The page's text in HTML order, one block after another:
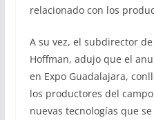
relacionado con los
A su vez, el subdirector
Hoffman, adujo que el
en Expo Guadalajara,
los productores del
nuevas tecnologías que